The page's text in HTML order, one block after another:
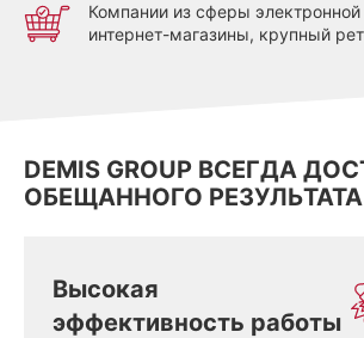
Компании из сферы
интернет-магазины, крупный
DEMIS GROUP ВСЕГДА
ОБЕЩАННОГО РЕЗУЛЬТАТА
Высокая
эффективность работы